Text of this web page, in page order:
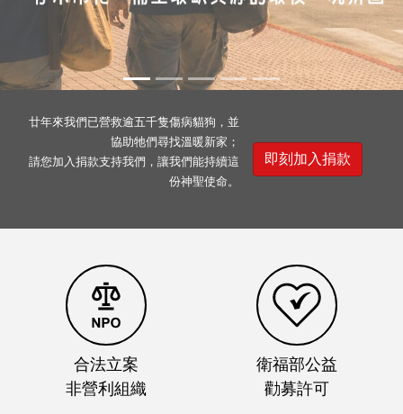
廿年來我們已營救逾五千隻傷病貓狗，並
協助牠們尋找溫暖新家；
請您加入捐款支持我們，讓我們能持續這
份神聖使命。
即刻加入捐款
合法立案
非營利組織
衛福部公益
勸募許可